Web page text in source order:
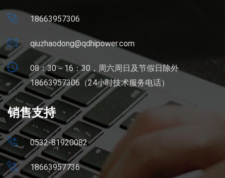
18663957306
qiuzhaodong@qdhipower.com
08：30－16：30，周六周日及节假日除外
18663957306（24小时技术服务电话）
销售支持
0532-81920082
18663957736